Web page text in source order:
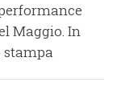
Maggio. In